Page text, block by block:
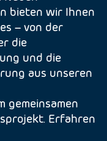
bieten wir Ihnen
– von der
die
und die
aus unseren
Erfahren